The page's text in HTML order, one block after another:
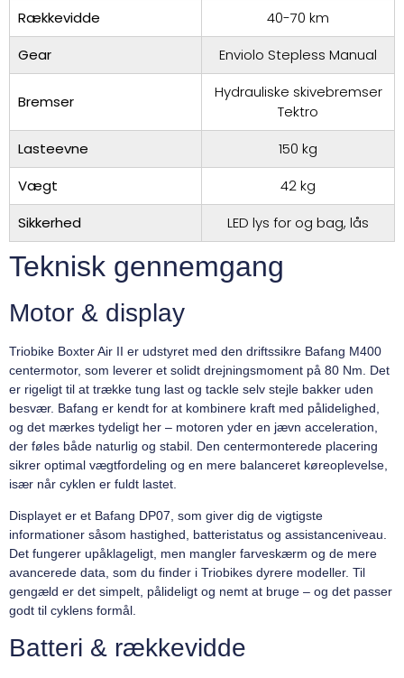
Rækkevidde
40-70 km
Gear
Enviolo Stepless Manual
Bremser
Hydrauliske skivebremser
Tektro
Lasteevne
150 kg
Vægt
42 kg
Sikkerhed
LED lys for og bag, lås
Teknisk gennemgang
Motor & display
Triobike Boxter Air II er udstyret med den driftssikre Bafang M400
centermotor, som leverer et solidt drejningsmoment på 80 Nm. Det
er rigeligt til at trække tung last og tackle selv stejle bakker uden
besvær. Bafang er kendt for at kombinere kraft med pålidelighed,
og det mærkes tydeligt her – motoren yder en jævn acceleration,
der føles både naturlig og stabil. Den centermonterede placering
sikrer optimal vægtfordeling og en mere balanceret køreoplevelse,
især når cyklen er fuldt lastet.
Displayet er et Bafang DP07, som giver dig de vigtigste
informationer såsom hastighed, batteristatus og assistanceniveau.
Det fungerer upåklageligt, men mangler farveskærm og de mere
avancerede data, som du finder i Triobikes dyrere modeller. Til
gengæld er det simpelt, pålideligt og nemt at bruge – og det passer
godt til cyklens formål.
Batteri & rækkevidde